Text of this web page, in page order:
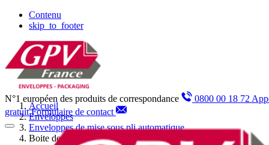
Contenu
skip_to_footer
N°1 européen des produits de correspondance
0800 00 18 72
gratuit Formulaire de contact
Accueil
Enveloppes
Enveloppes de mise sous pli automatique
Boite de 1000 enveloppes patte trapèze blanches C6/C5